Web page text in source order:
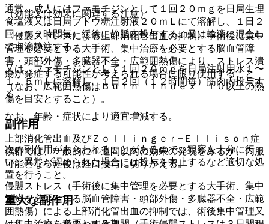
（効能又は効果に関連する注意）
〈侵襲ストレスによる上部消化管出血の抑制〉手術後に集中
管理を必要とする大手術、集中治療を必要とする脳血管障
害・頭部外傷・多臓器不全・広範囲熱傷により、ストレス潰
瘍が発症する可能性が考えられる場合に限り使用すること
（なお、広範囲熱傷はＢｕｒｎ Ｉｎｄｅｘ １０以上の熱
傷を目安とすること）。
副作用
次の副作用があらわれることがあるので、観察を十分に行
い、異常が認められた場合には投与を中止するなど適切な処
置を行うこと。
重大な副作用
通常、成人にはファモチジンとして１回２０ｍｇを日局生理
食塩液又は日局ブドウ糖注射液２０ｍＬにて溶解し、１日２
回（１２時間毎）緩徐に静脈内投与する。又は輸液に混合し
て点滴静注する。
又は、ファモチジンとして１回２０ｍｇを日局注射用水１〜
１．５ｍＬに溶解し、１日２回（１２時間毎）筋肉内投与す
る。
なお、年齢・症状により適宜増減する。
上部消化管出血及びＺｏｌｌｉｎｇｅｒ−Ｅｌｌｉｓｏｎ症
候群では、一般的に１週間以内に効果の発現をみるが、内服
可能となった後は経口投与に切りかえる。
侵襲ストレス（手術後に集中管理を必要とする大手術、集中
治療を必要とする脳血管障害・頭部外傷・多臓器不全・広範
囲熱傷）による上部消化管出血の抑制では、術後集中管理又